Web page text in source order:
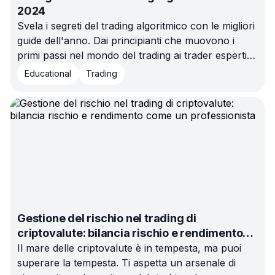
2024
Svela i segreti del trading algoritmico con le migliori
guide dell'anno. Dai principianti che muovono i
primi passi nel mondo del trading ai trader esperti
alla ricerca di nuove intuizioni, nella nostra
algoritmico del 2024 c'è qualcosa per tutti!
Educational Trading
Gestione del rischio nel trading di
criptovalute: bilancia rischio e rendimento
come un professionista
Il mare delle criptovalute è in tempesta, ma puoi
superare la tempesta. Ti aspetta un arsenale di